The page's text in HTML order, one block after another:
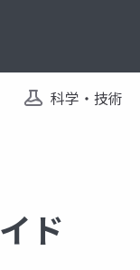
科学・技術
ド